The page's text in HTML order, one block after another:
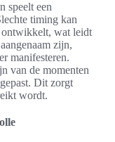
speelt een
timing kan
ontwikkelt, wat leidt
zijn,
manifesteren.
van de momenten
Dit zorgt
wordt.